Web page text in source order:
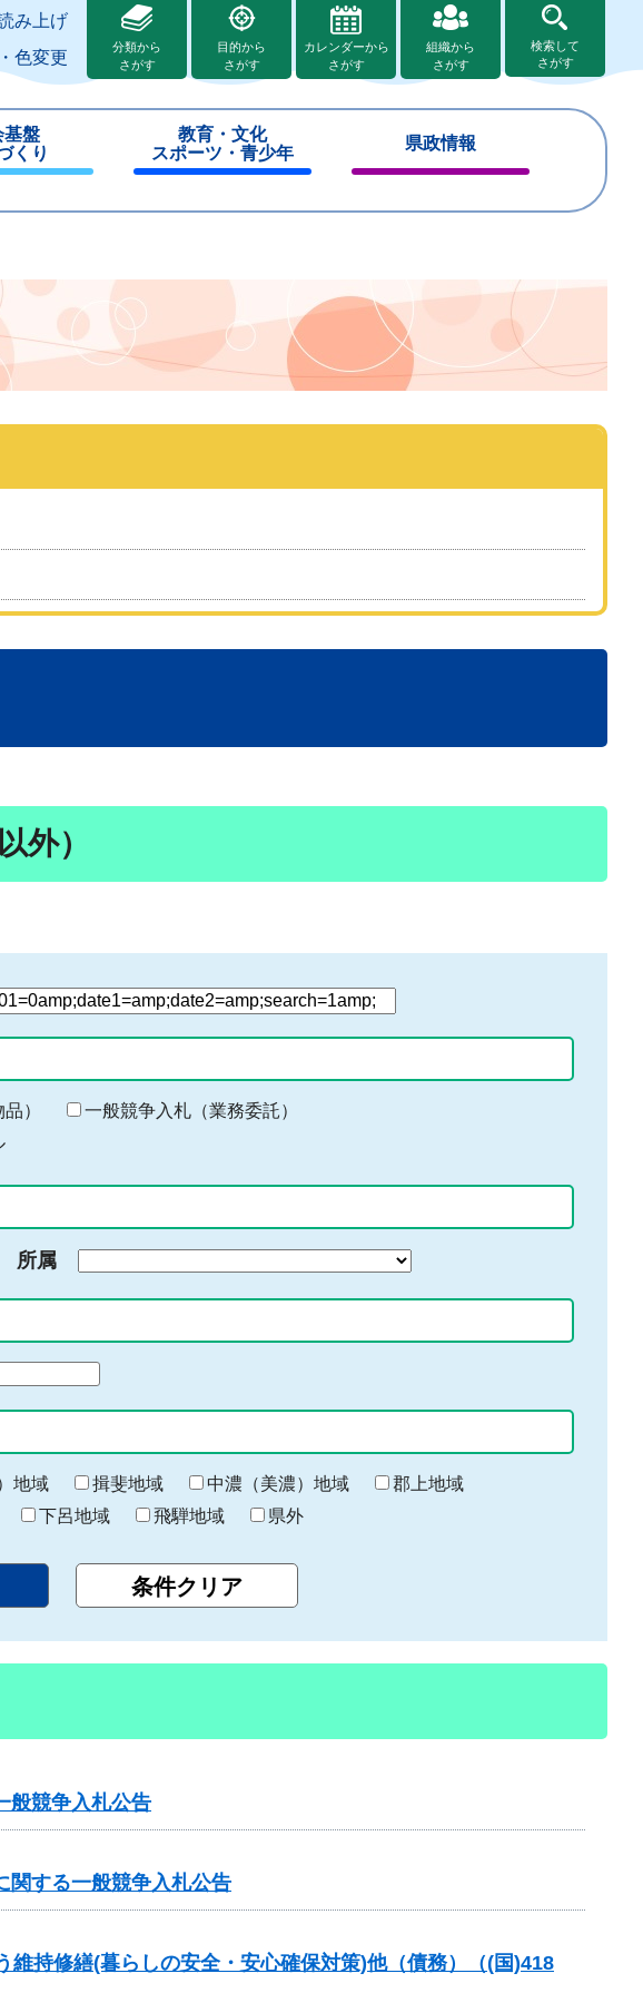
み上げ
色変更
分類から
さがす
目的から
さがす
カレンダーから
さがす
組織から
さがす
検索して
さがす
基盤
くり
教育・文化
スポーツ・青少年
じ
県政情報
じ
外）
）
一般競争入札（業務委託）
所属
地域 揖斐地域 中濃（美濃）地域
郡上地域
下呂地域 飛騨地域 県外
般競争入札公告
関する一般競争入札公告
持修繕(暮らしの安全・安心確保対策)他（債務）（(国)418